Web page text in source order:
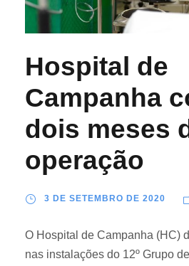
Hospital de
Campanha
dois meses
operação
3 DE SETEMBRO DE 2020
O Hospital de Campanha (HC)
nas instalações do 12º Grupo